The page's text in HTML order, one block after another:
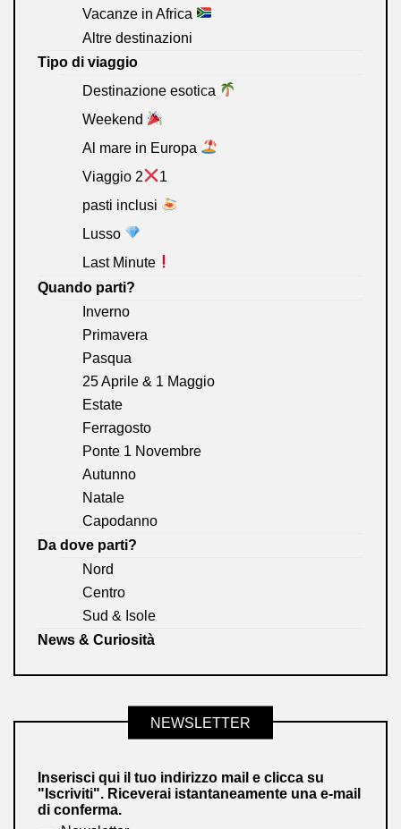
Vacanze in Africa
Altre destinazioni
Tipo di viaggio
Destinazione esotica
Weekend
Al mare in Europa
Viaggio 2
1
pasti inclusi
Lusso
Last Minute
Quando parti?
Inverno
Primavera
Pasqua
25 Aprile & 1 Maggio
Estate
Ferragosto
Ponte 1 Novembre
Autunno
Natale
Capodanno
Da dove parti?
Nord
Centro
Sud & Isole
News & Curiosità
NEWSLETTER
Inserisci qui il tuo indirizzo mail e clicca su
"Iscriviti". Riceverai istantaneamente una e-mail
di conferma.